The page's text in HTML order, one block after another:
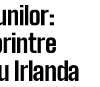
Irlanda